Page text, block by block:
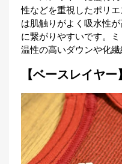
性などを重視したポリ
は肌触りがよく吸水性
に繋がりやすいです。
温性の高いダウンや化繊
【ベースレイヤー】